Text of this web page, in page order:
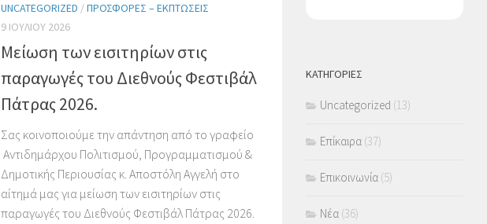
UNCATEGORIZED /ΠΡΟΣΦΟΡΈΣ – ΕΚΠΤΏΣΕΙΣ
9 ΙΟΥΛΊΟΥ 2026
Μείωση των εισιτηρίων στις
παραγωγές του Διεθνούς Φεστιβάλ
Πάτρας 2026.
Σας κοινοποιούμε την απάντηση από το γραφείο
Αντιδημάρχου Πολιτισμού, Προγραμματισμού &
Δημοτικής Περιουσίας κ. Αποστόλη Αγγελή στο
αίτημά μας για μείωση των εισιτηρίων στις
παραγωγές του Διεθνούς Φεστιβάλ Πάτρας 2026.
ΚΑΤΗΓΟΡΙΕΣ
Uncategorized (13)
Επίκαιρα (37)
Επικοινωνία (5)
Νέα (36)